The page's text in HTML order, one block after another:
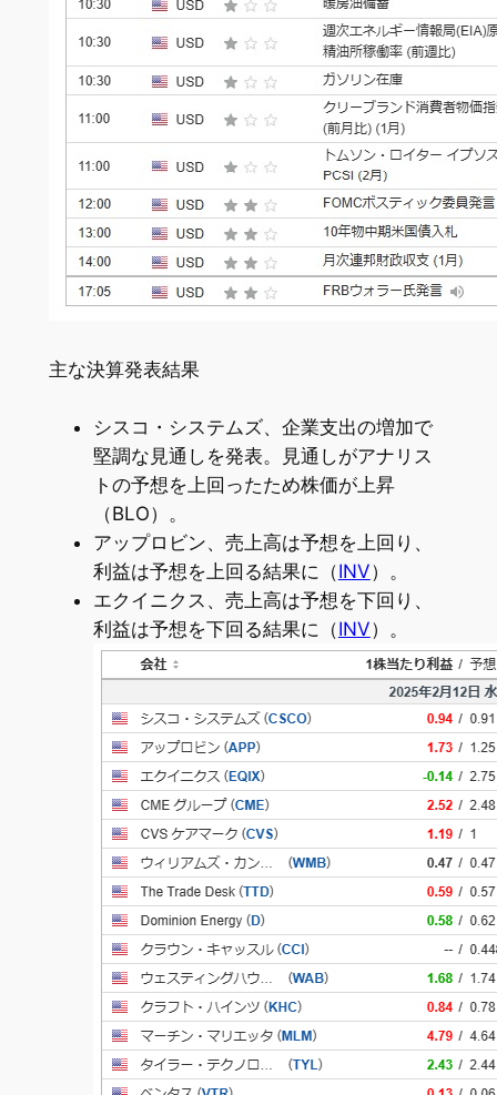
主な決算発表結果
シスコ・システムズ、企業支出の増加で
堅調な見通しを発表。見通しがアナリス
トの予想を上回ったため株価が上昇
（BLO）。
アップロビン、売上高は予想を上回り、
利益は予想を上回る結果に（INV）。
エクイニクス、売上高は予想を下回り、
利益は予想を下回る結果に（INV）。